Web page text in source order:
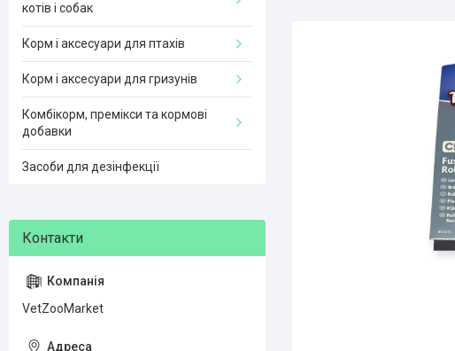
котів і собак
Корм і аксесуари для птахів
Корм і аксесуари для гризунів
Комбікорм, премікси та кормові
добавки
Засоби для дезінфекції
VetZooMarket